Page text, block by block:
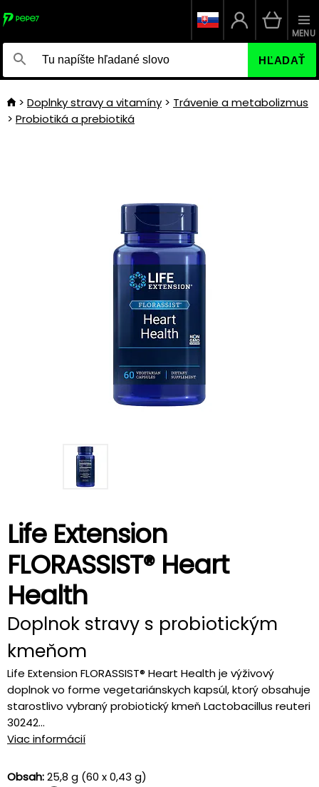
HĽADAŤ
MENU
Doplnky stravy a vitamíny
Trávenie a metabolizmus
Probiotiká a prebiotiká
Life Extension
FLORASSIST® Heart
Health
Doplnok stravy s probiotickým
kmeňom
Life Extension FLORASSIST® Heart Health je výživový
doplnok vo forme vegetariánskych kapsúl, ktorý obsahuje
starostlivo vybraný probiotický kmeň Lactobacillus reuteri
30242...
Viac informácií
Obsah:25,8 g (60 x 0,43 g)